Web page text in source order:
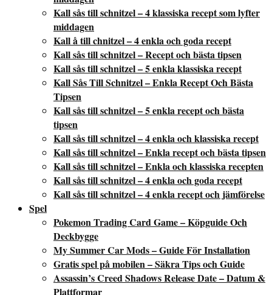
Kall sås till schnitzel – 4 klassiska recept som lyfter
middagen
Kall å till chnitzel – 4 enkla och goda recept
Kall sås till schnitzel – Recept och bästa tipsen
Kall sås till schnitzel – 5 enkla klassiska recept
Kall Sås Till Schnitzel – Enkla Recept Och Bästa
Tipsen
Kall sås till schnitzel – 5 enkla recept och bästa
tipsen
Kall sås till schnitzel – 4 enkla och klassiska recept
Kall sås till schnitzel – Enkla recept och bästa tipsen
Kall sås till schnitzel – Enkla och klassiska recepten
Kall sås till schnitzel – 4 enkla och goda recept
Kall sås till schnitzel – 4 enkla recept och jämförelse
Spel
Pokemon Trading Card Game – Köpguide Och
Deckbygge
My Summer Car Mods – Guide För Installation
Gratis spel på mobilen – Säkra Tips och Guide
Assassin’s Creed Shadows Release Date – Datum &
Plattformar